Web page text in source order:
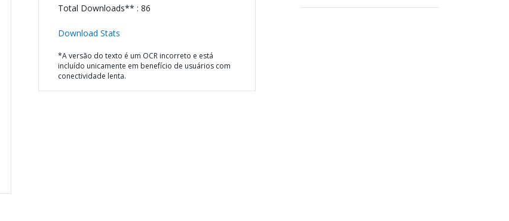
Total Downloads** : 86
Download Stats
*A versão do texto é um OCR incorreto e está
incluído unicamente em benefício de usuários com
conectividade lenta.